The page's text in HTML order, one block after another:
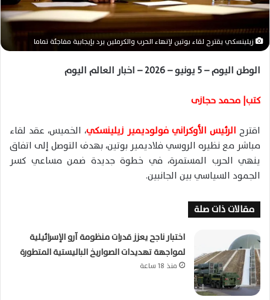
ت
ر
و
ن
ي
زيلينسكي يقترح لقاء بوتين لإنهاء الحرب والكرملين يرد بإيجابية مفاجئة تماما
الوطن اليوم – 5 يونيو – 2026 – اخبار العالم اليوم
كتب| محمد حجازى
اقترحالرئيس الأوكراني فولوديمير زيلينسكي، الخميس، عقد لقاء
مباشر مع نظيره الروسي فلاديمير بوتين، بهدف التوصل إلى اتفاق
ينهي الحرب المستمرة، في خطوة جديدة ضمن مساعي كسر
الجمود السياسي بين الجانبين.
مقالات ذات صلة
اختبار ناجح يعزز قدرات منظومة آرو الإسرائيلية
لمواجهة تهديدات الصواريخ الباليستية المتطورة
منذ 18 ساعة